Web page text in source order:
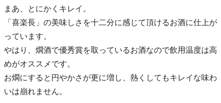
まあ、とにかくキレイ。
「喜楽長」の美味しさを十二分に感じて頂けるお酒に仕上が
っています。
やはり、燗酒で優秀賞を取っているお酒なので飲用温度は高
めがオススメです。
お燗にすると円やかさが更に増し、熱くしてもキレイな味わ
いは崩れません。